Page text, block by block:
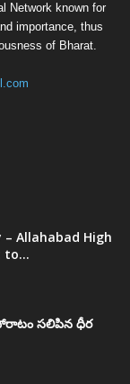
Network known for
importance, thus
of Bharat.
– Allahabad High
to...
సలిపిన ధీర